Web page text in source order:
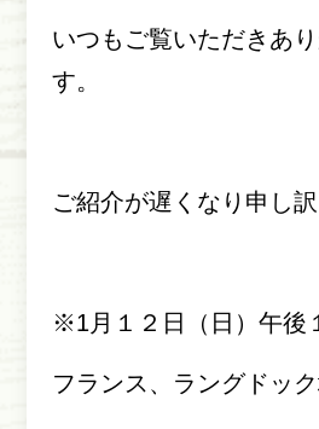
いつもご覧いただきあ
す。
ご紹介が遅くなり申し訳
※1 月１２日（日）午後
フランス、ラングドック